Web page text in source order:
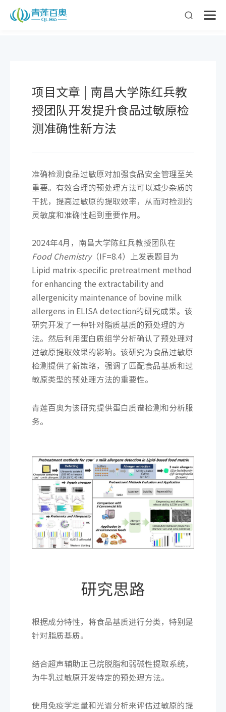
您好，欢迎来到青莲百奥! 咨询客服
项目文章 | 南昌大学陈红兵教
授团队开发提升食品过敏原检
测准确性新方法
准确检测食品过敏原对加强食品安全管理至关
重要。有效合理的预处理方法可以减少杂质的
干扰，提高过敏原的提取效率，从而对检测的
灵敏度和准确性起到重要作用。
2024年4月，南昌大学陈红兵教授团队在
Food Chemistry（IF=8.4）上发表题目为
Lipid matrix-specific pretreatment method
for enhancing the extractability and
allergenicity maintenance of bovine milk
allergens in ELISA detection的研究成果。该
研究开发了一种针对脂质基质的预处理的方
法。然后利用蛋白质组学分析确认了预处理对
过敏原提取效果的影响。该研究为食品过敏原
检测提供了新策略，强调了匹配食品基质和过
敏原类型的预处理方法的重要性。
青莲百奥为该研究提供蛋白质谱检测和分析服
务。
研究思路
根据成分特性，将食品基质进行分类，特别是
针对脂质基质。
结合超声辅助正己烷脱脂和弱碱性提取系统，
为牛乳过敏原开发特定的预处理方法。
使用免疫学定量和光谱分析来评估过敏原的提